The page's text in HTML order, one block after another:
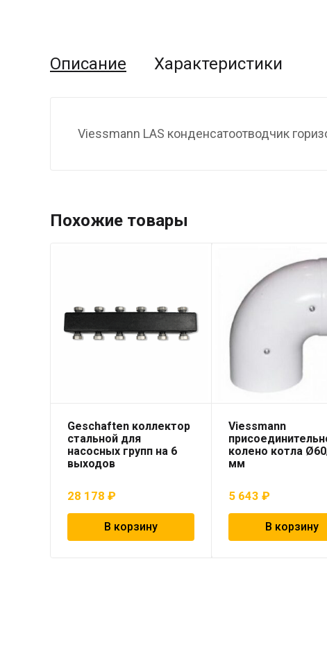
Описание Характеристики
Viessmann LAS конденсатоотводчик
Похожие товары
Geschaften коллектор
стальной для
насосных групп на 6
выходов
28 178 ₽
В корзину
Viessmann
колено котла
мм
5 643₽
В корзину